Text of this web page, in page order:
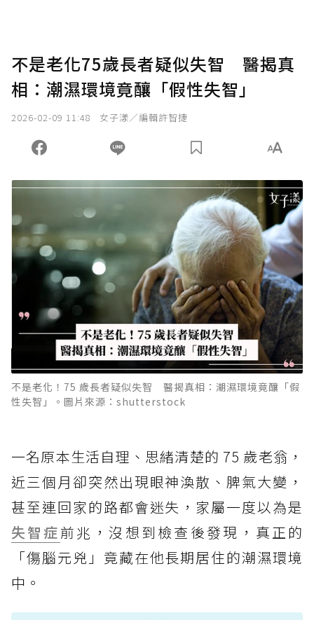
不是老化75歲長者疑似失智 醫揭真
相：潮濕環境竟釀「假性失智」
2026-02-09 11:48 女子漾／編輯許智捷
不是老化！75 歲長者疑似失智 醫揭真相：潮濕環境竟釀「假
性失智」。圖片來源：shutterstock
一名原本生活自理、思緒清楚的 75 歲老翁，
近三個月卻突然出現眼神渙散、脾氣大變，
甚至連回家的路都會迷失，家屬一度以為是
失智症前兆，沒想到檢查後發現，真正的
「傷腦元兇」竟藏在他長期居住的潮濕環境
中。